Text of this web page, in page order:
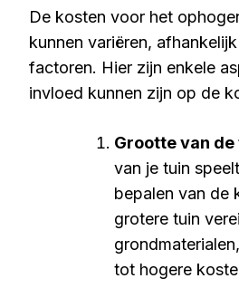
De kosten voor het
kunnen variëren,
factoren. Hier zijn enkele
invloed kunnen zijn op de
Grootte van de
van je tuin
bepalen van de
grotere tuin
tot hogere